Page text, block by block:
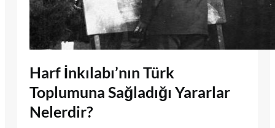
Harf İnkılabı’nın Türk
Toplumuna Sağladığı Yararlar
Nelerdir?